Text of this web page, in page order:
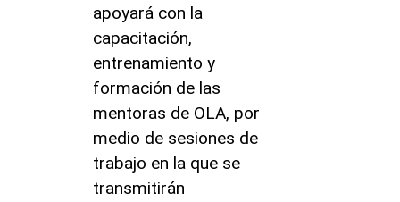
apoyará con la
capacitación,
entrenamiento y
formación de las
mentoras de OLA, por
medio de sesiones de
trabajo en la que se
transmitirán